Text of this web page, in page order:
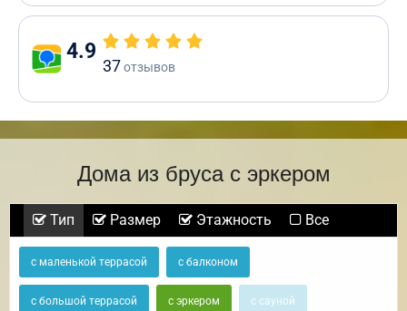
4.9
37отзывов
Дома из бруса с эркером
Тип Размер Этажность Все
с маленькой террасой с балконом
с большой террасой с эркером с сауной